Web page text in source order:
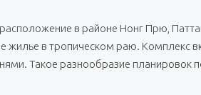
в районе Нонг Прю,
жилье в тропическом раю. Комплекс
Такое разнообразие планировок